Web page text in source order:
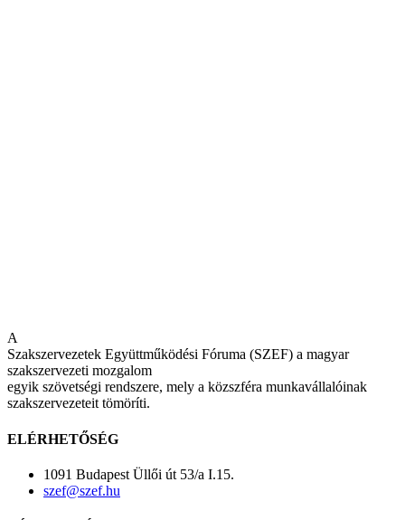
A
Szakszervezetek Együttműködési Fóruma (SZEF) a magyar
szakszervezeti mozgalom
egyik szövetségi rendszere, mely a közszféra munkavállalóinak
szakszervezeteit tömöríti.
ELÉRHETŐSÉG
1091 Budapest Üllői út 53/a I.15.
szef@szef.hu